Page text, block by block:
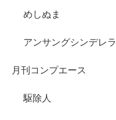
めしぬま
アンサングシンデレラ
月刊コンプエース
駆除人